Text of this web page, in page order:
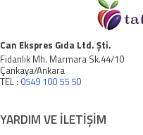
Can Ekspres Gıda Ltd. Şti.
Fidanlık Mh. Marmara Sk.44/10
Çankaya/Ankara
TEL : 0549 100 55 50
YARDIM VE İLETİŞİM